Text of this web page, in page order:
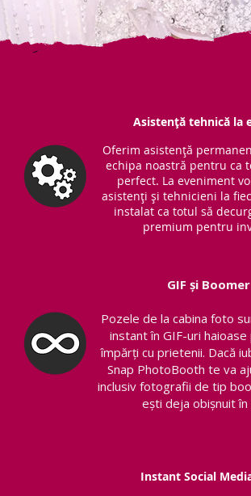
Asistență tehnică la
Oferim asistență per
echipa noastră pentru ca
perfect. La eveniment
asistenți și tehnicieni la
instalat ca totul să
premium pentru
GIF și
Pozele de la cabina foto
instant în GIF-uri
împărți cu prietenii. Dacă
Snap PhotoBooth te va
inclusiv fotografii de tip
ești deja obișnuit în
Instant Social